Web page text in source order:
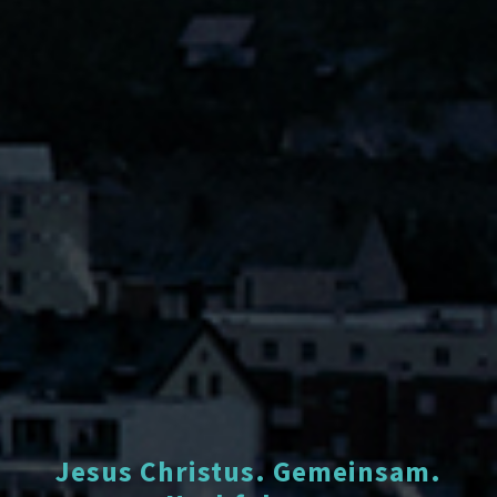
Jesus Christus. Gemeinsam.